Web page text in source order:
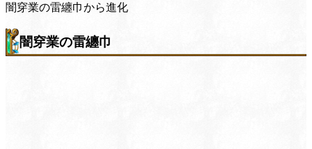
闇穿業の雷纏巾から進化
闇穿業の雷纏巾